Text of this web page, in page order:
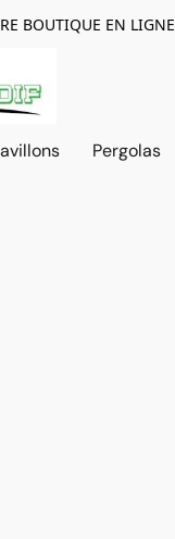
BOUTIQUE EN LIGNE
Pergolas